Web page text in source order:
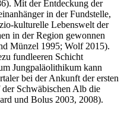
Mit der Entdeckung der
in der Fundstelle,
kulturelle Lebenswelt der
in der Region gewonnen
Münzel 1995; Wolf 2015).
fundleeren Schicht
Jungpaläolithikum kann
bei der Ankunft der ersten
Schwäbischen Alb die
und Bolus 2003, 2008).